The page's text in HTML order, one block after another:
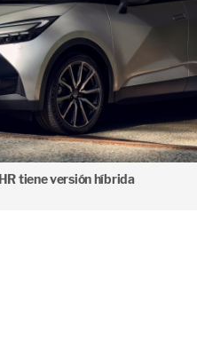
tiene versión híbrida